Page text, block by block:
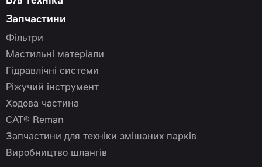
Запчастини
Фільтри
Мастильні матеріали
Гідравлічні системи
Ріжучий інструмент
Ходова частина
CAT® Reman
Запчастини для техніки змішаних парків
Виробництво шлангів